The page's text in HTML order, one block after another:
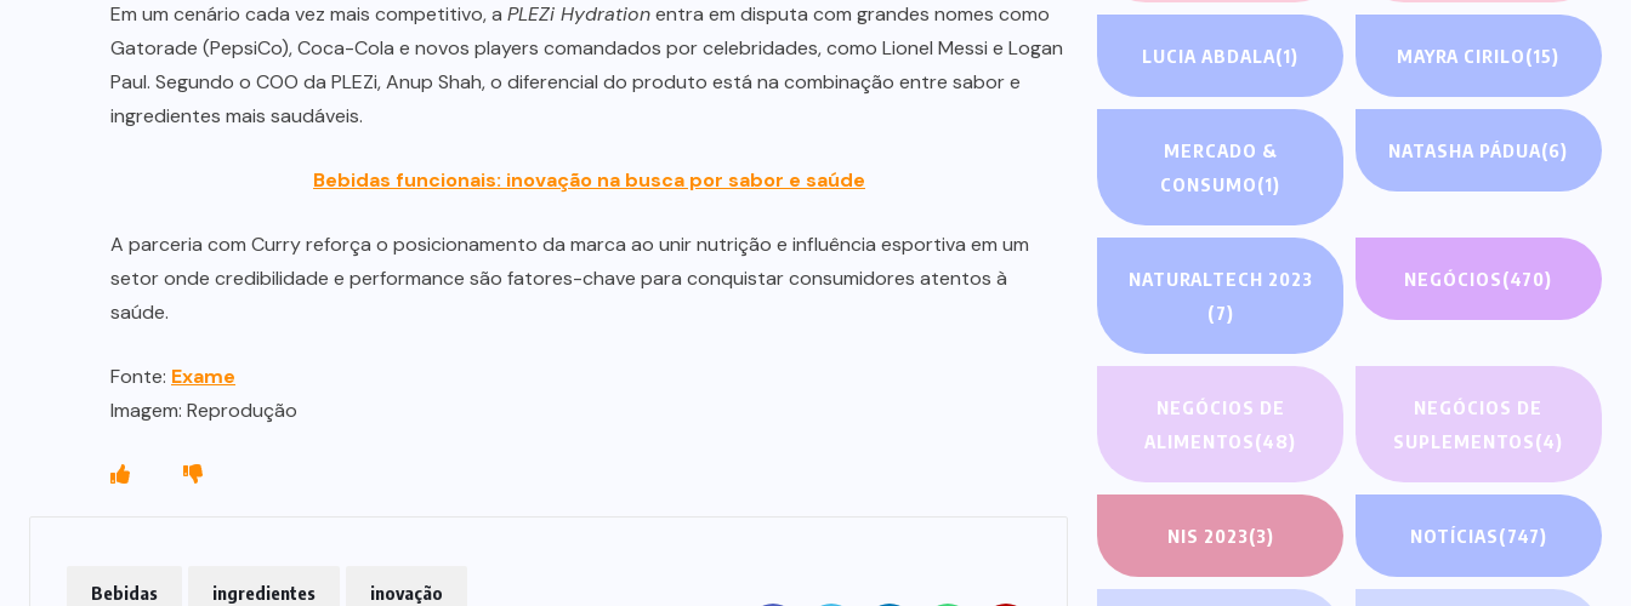
Em um cenário cada vez mais competitivo, a PLEZi Hydrationentra em disputa com grandes nomes como
Gatorade (PepsiCo), Coca-Cola e novos players comandados por celebridades, como Lionel Messi e Logan
Paul. Segundo o COO da PLEZi, Anup Shah, o diferencial do produto está na combinação entre sabor e
ingredientes mais saudáveis.
Bebidas funcionais: inovação na busca por sabor e saúde
A parceria com Curry reforça o posicionamento da marca ao unir nutrição e influência esportiva em um
setor onde credibilidade e performance são fatores-chave para conquistar consumidores atentos à
saúde.
Fonte: Exame
Imagem: Reprodução
Bebidas ingredientes inovação
LUCIA ABDALA(1) MAYRA CIRILO(15)
MERCADO &
CONSUMO(1)
NATASHA PÁDUA(6)
NATURALTECH 2023
(7)
NEGÓCIOS(470)
NEGÓCIOS DE
ALIMENTOS(48)
NEGÓCIOS DE
SUPLEMENTOS(4)
NIS 2023(3) NOTÍCIAS(747)